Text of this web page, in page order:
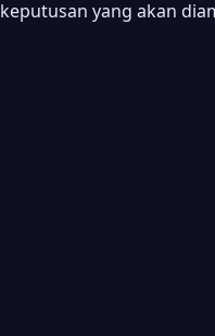
keputusan yang akan